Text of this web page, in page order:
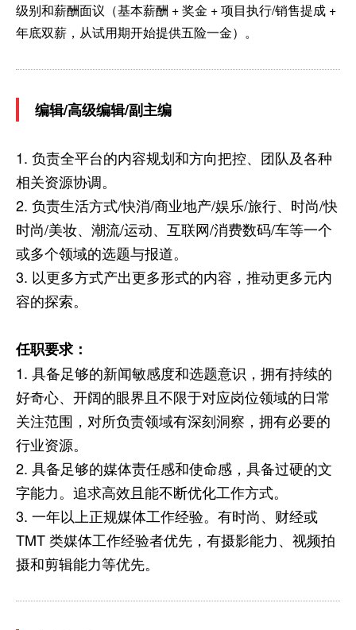
级别和薪酬面议（基本薪酬 + 奖金 + 项目执行/销售提成 +
年底双薪，从试用期开始提供五险一金）。
编辑/高级编辑/副主编
1. 负责全平台的内容规划和方向把控、团队及各种
相关资源协调。
2. 负责生活方式/快消/商业地产/娱乐/旅行、时尚/快
时尚/美妆、潮流/运动、互联网/消费数码/车等一个
或多个领域的选题与报道。
3. 以更多方式产出更多形式的内容，推动更多元内
容的探索。
任职要求：
1. 具备足够的新闻敏感度和选题意识，拥有持续的
好奇心、开阔的眼界且不限于对应岗位领域的日常
关注范围，对所负责领域有深刻洞察，拥有必要的
行业资源。
2. 具备足够的媒体责任感和使命感，具备过硬的文
字能力。追求高效且能不断优化工作方式。
3. 一年以上正规媒体工作经验。有时尚、财经或
TMT 类媒体工作经验者优先，有摄影能力、视频拍
摄和剪辑能力等优先。